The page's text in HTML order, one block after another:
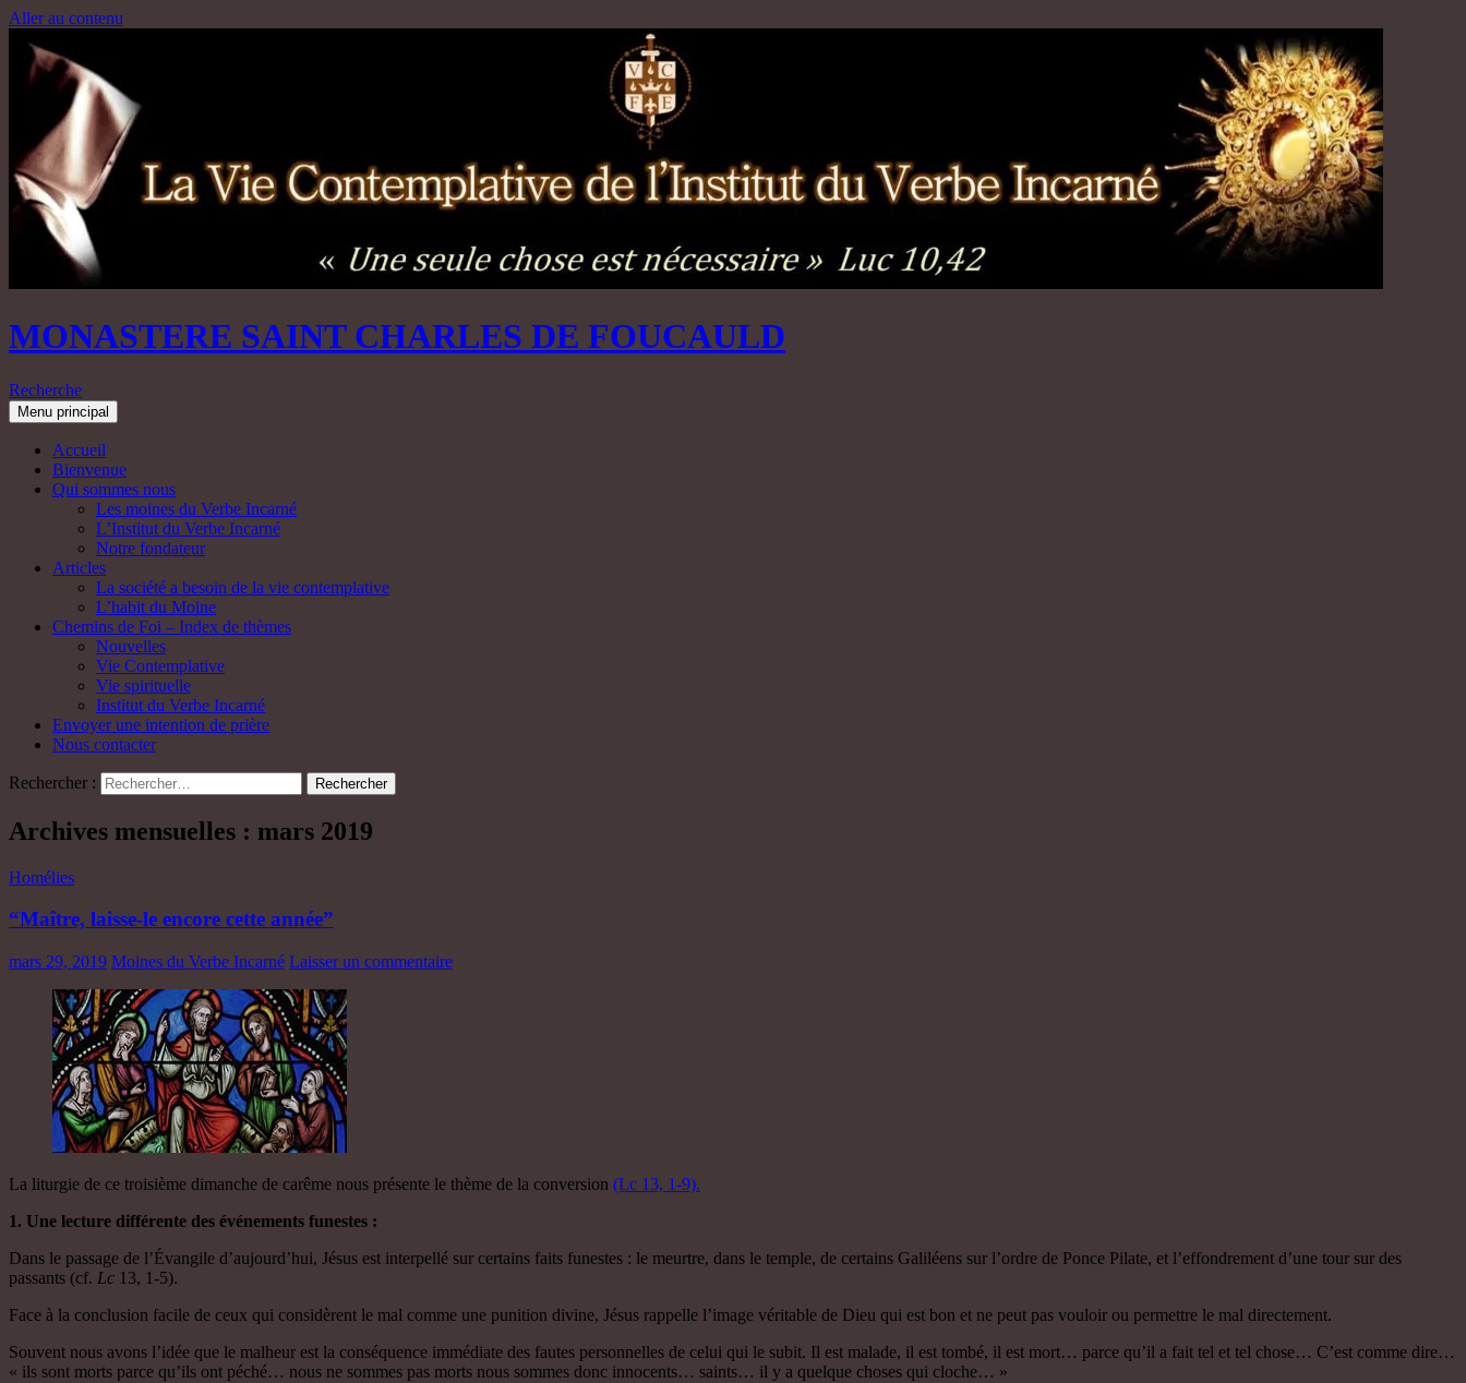
Aller au contenu
MONASTERE SAINT CHARLES DE FOUCAULD
Recherche
Menu principal
Accueil
Bienvenue
Qui sommes nous
Les moines du Verbe Incarné
L’Institut du Verbe Incarné
Notre fondateur
Articles
La société a besoin de la vie contemplative
L’habit du Moine
Chemins de Foi – Index de thèmes
Nouvelles
Vie Contemplative
Vie spirituelle
Institut du Verbe Incarné
Envoyer une intention de prière
Nous contacter
Rechercher :
Archives mensuelles : mars 2019
Homélies
“Maître, laisse-le encore cette année”
mars 29, 2019 Moines du Verbe Incarné Laisser un commentaire
La liturgie de ce troisième dimanche de carême nous présente le thème de la conversion (Lc 13, 1-9).
1. Une lecture différente des événements funestes :
Dans le passage de l’Évangile d’aujourd’hui, Jésus est interpellé sur certains faits funestes : le meurtre, dans le temple, de certains Galiléens sur l’ordre de Ponce Pilate, et l’effondrement d’une tour sur des
passants (cf. Lc 13, 1-5).
Face à la conclusion facile de ceux qui considèrent le mal comme une punition divine, Jésus rappelle l’image véritable de Dieu qui est bon et ne peut pas vouloir ou permettre le mal directement.
Souvent nous avons l’idée que le malheur est la conséquence immédiate des fautes personnelles de celui qui le subit. Il est malade, il est tombé, il est mort… parce qu’il a fait tel et tel chose… C’est comme dire…
« ils sont morts parce qu’ils ont péché… nous ne sommes pas morts nous sommes donc innocents… saints… il y a quelque choses qui cloche… »